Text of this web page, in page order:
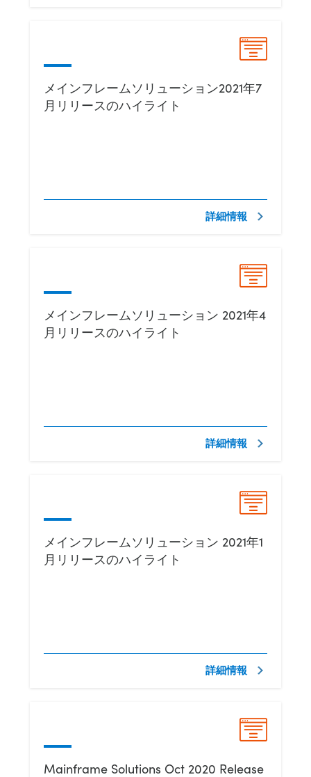
メインフレームソリューション2021年7
月リリースのハイライト
詳細情報
メインフレームソリューション 2021年4
月リリースのハイライト
詳細情報
メインフレームソリューション 2021年1
月リリースのハイライト
詳細情報
Mainframe Solutions Oct 2020 Release